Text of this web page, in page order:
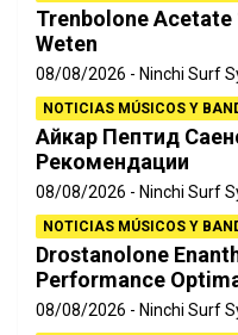
Trenbolone Acetate
Weten
08/08/2026 Ninchi Surf
NOTICIAS MÚSICOS Y
Айкар Пептид
Рекомендации
08/08/2026 Ninchi Surf
NOTICIAS MÚSICOS Y
Drostanolone
Performance
08/08/2026 Ninchi Surf